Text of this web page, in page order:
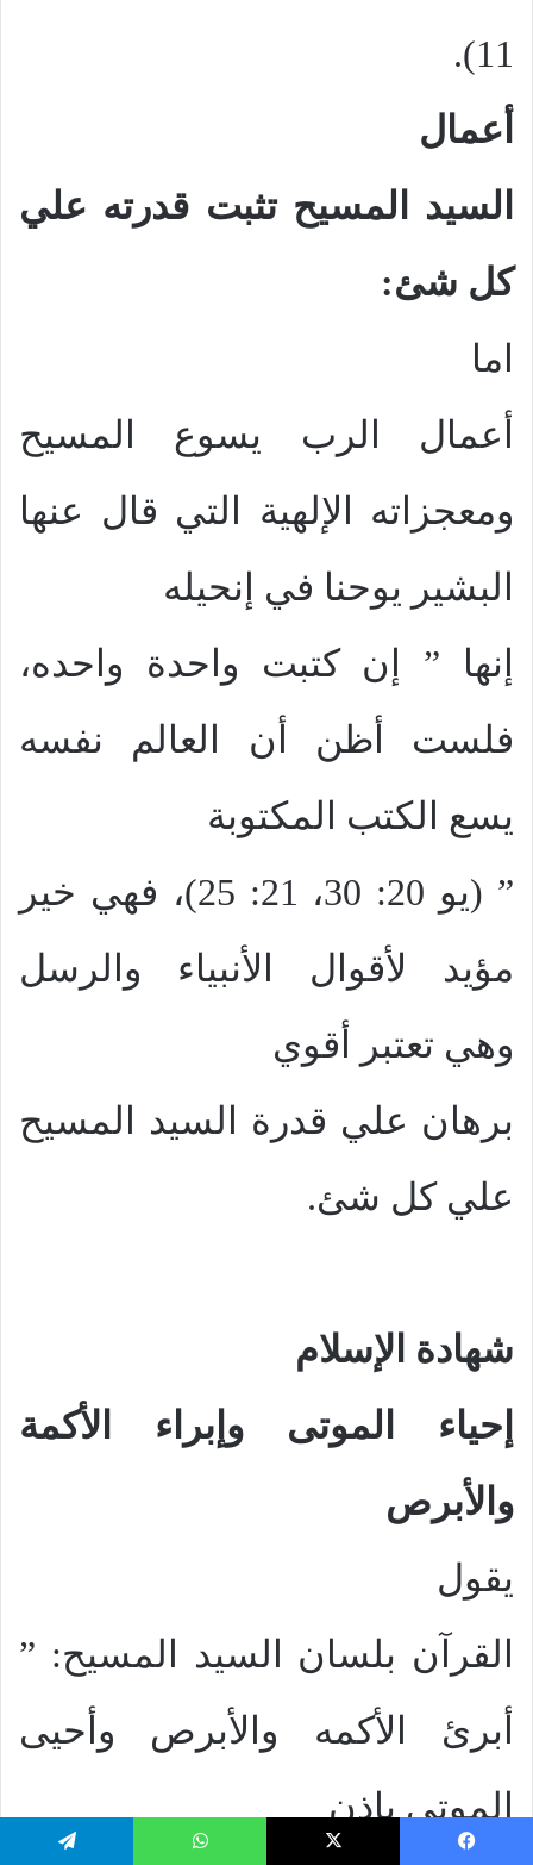
11).
أعمال
السيد المسيح تثبت قدرته علي
كل شئ:
اما
أعمال الرب يسوع المسيح
ومعجزاته الإلهية التي قال عنها
البشير يوحنا في إنحيله
إنها ” إن كتبت واحدة واحده،
فلست أظن أن العالم نفسه
يسع الكتب المكتوبة
” (يو 20: 30، 21: 25)، فهي خير
مؤيد لأقوال الأنبياء والرسل
وهي تعتبر أقوي
برهان علي قدرة السيد المسيح
علي كل شئ.
شهادة الإسلام
إحياء الموتى وإبراء الأكمة
والأبرص
يقول
القرآن بلسان السيد المسيح: ”
أبرئ الأكمه والأبرص وأحيى
الموتى بإذن